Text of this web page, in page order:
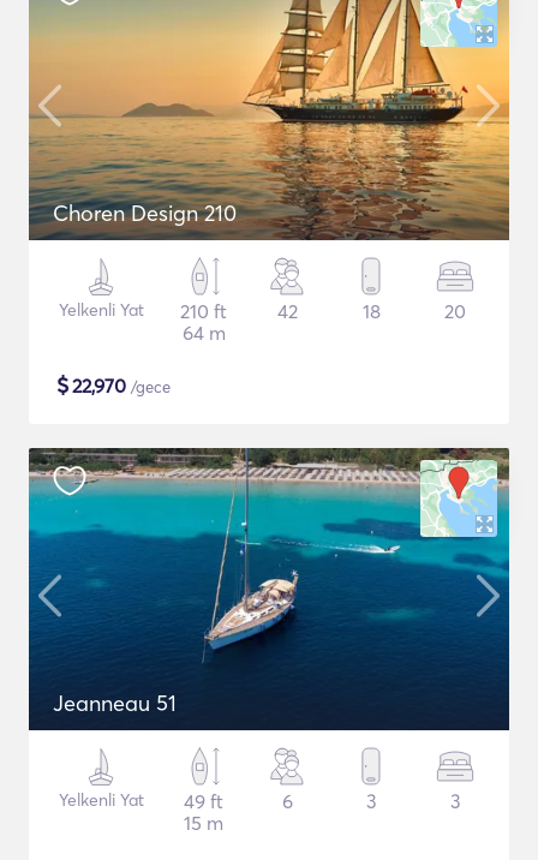
Choren Design 210
Yelkenli Yat
210 ft
64 m
42 18 20
$22,970 /gece
Jeanneau 51
Yelkenli Yat
49 ft
15 m
6 3 3